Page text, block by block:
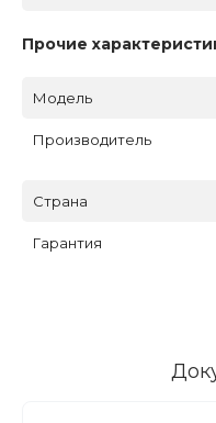
Прочие
Модель
Производитель
Страна
Гарантия